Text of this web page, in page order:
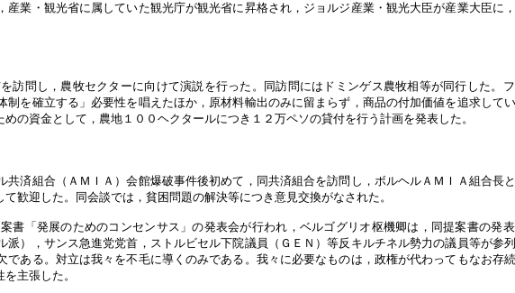
産業・観光省に属していた観光庁が観光省に昇格され，ジョルジ産業・観光大臣が産業大臣に
問し，農牧セクターに向けて演説を行った。同訪問にはドミンゲス農牧相等が同行した。
を確立する」必要性を唱えたほか，原材料輸出のみに留まらず，商品の付加価値を追求して
の資金として，農地１００ヘクタールにつき１２万ペソの貸付を行う計画を発表した。
共済組合（ＡＭＩＡ）会館爆破事件後初めて，同共済組合を訪問し，ボルヘルＡＭＩＡ組合長
歓迎した。同会談では，貧困問題の解決等につき意見交換がなされた。
書「発展のためのコンセンサス」の発表会が行われ，ベルゴグリオ枢機卿は，同提案書の発
），サンス急進党党首，ストルビセル下院議員（ＧＥＮ）等反キルチネル勢力の議員等が参
ある。対立は我々を不毛に導くのみである。我々に必要なものは，政権が代わってもなお存
主張した。